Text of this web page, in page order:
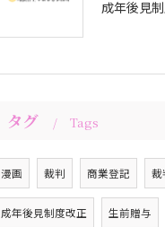
成年後見
タグ Tags
漫画 裁判 商業登記 裁
成年後見制度改正 生前贈与